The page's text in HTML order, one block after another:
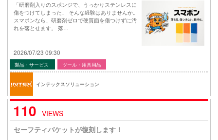
「研磨剤入りのスポンジで、うっかりステンレスに
傷をつけてしまった」 そんな経験はありませんか。
スマポンなら、研磨剤ゼロで硬質面を傷つけずに汚
れを落とせます。 落…
2026/07/23 09:30
製品・サービス ツール・用具用品
インテックスソリューション
110 VIEWS
セーフティバケットが復刻します！